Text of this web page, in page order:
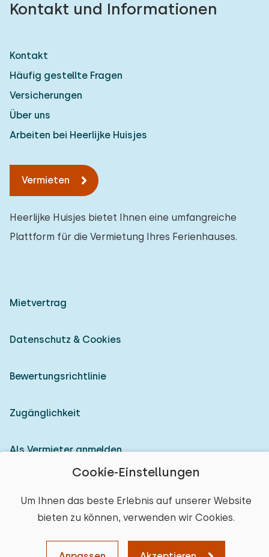
Cookie-Einstellungen
Um Ihnen das beste Erlebnis auf unserer Website
bieten zu können, verwenden wir Cookies.
Kontakt und Informationen
Kontakt
Häufig gestellte Fragen
Versicherungen
Über uns
Arbeiten bei Heerlijke Huisjes
Vermieten
Heerlijke Huisjes bietet Ihnen eine umfangreiche
Plattform für die Vermietung Ihres Ferienhauses.
Mietvertrag
Datenschutz & Cookies
Bewertungsrichtlinie
Zugänglichkeit
Als Vermieter anmelden